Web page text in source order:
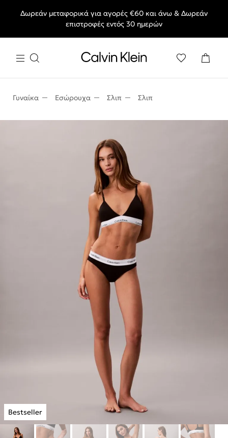
End of Season Deals: Αγαπημένα styles, στις τιμές που θες.
Δωρεάν μεταφορικά για αγορές €60 και άνω & Δωρεάν
επιστροφές εντός 30 ημερών
Γυναίκα Εσώρουχα Σλιπ Σλιπ